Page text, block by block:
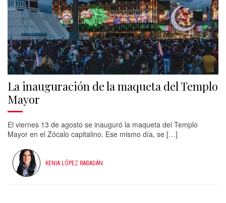
La inauguración de la maqueta del Templo
Mayor
El viernes 13 de agosto se inauguró la maqueta del Templo
Mayor en el Zócalo capitalino. Ese mismo día, se […]
KENIA LÓPEZ RABADÁN